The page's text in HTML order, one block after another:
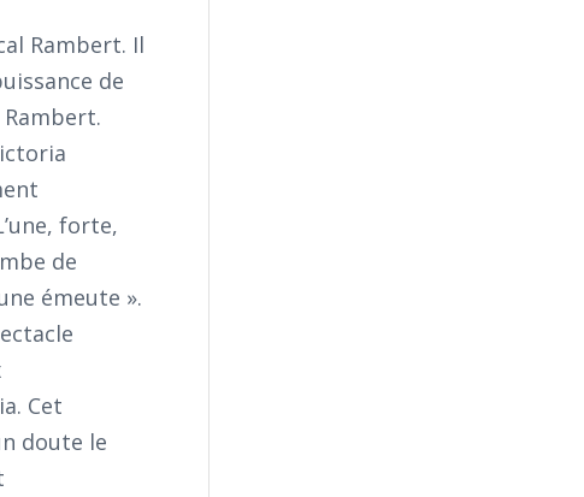
Rambert. Il
de
forte,
de
émeute ».
Cet
doute le